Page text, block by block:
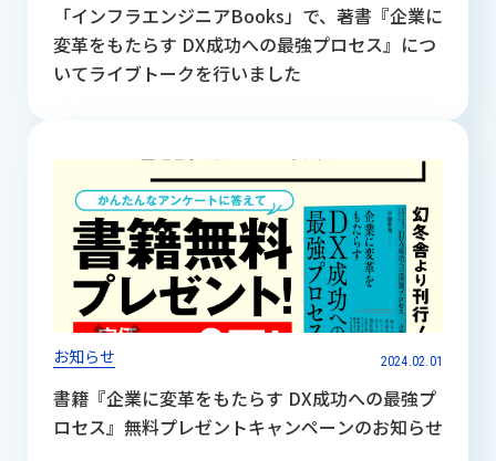
「インフラエンジニアBooks」で、著書『企業に
変革をもたらす DX成功への最強プロセス』につ
いてライブトークを行いました
お知らせ 2024.02.01
書籍『企業に変革をもたらす DX成功への最強プ
ロセス』無料プレゼントキャンペーンのお知らせ